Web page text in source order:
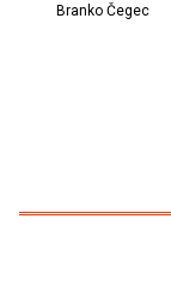
Branko Čegec